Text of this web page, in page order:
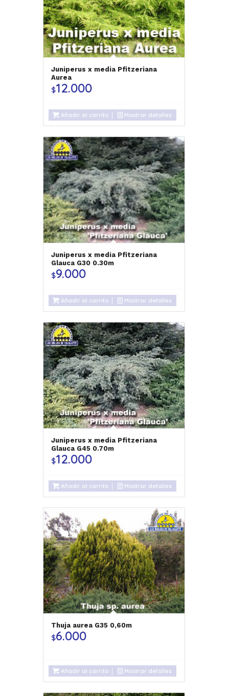
Juniperus x media Pfitzeriana
Aurea
$12.000
Añadir al carrito Mostrar detalles
Juniperus x media Pfitzeriana
Glauca G30 0.30m
$9.000
Añadir al carrito Mostrar detalles
Juniperus x media Pfitzeriana
Glauca G45 0.70m
$12.000
Añadir al carrito Mostrar detalles
Thuja aurea G35 0,60m
$6.000
Añadir al carrito Mostrar detalles